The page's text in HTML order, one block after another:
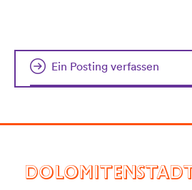
Ein Posting verfassen
DOLOMITENSTADT